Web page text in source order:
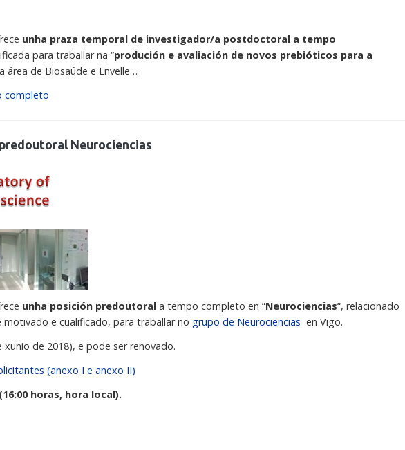
unha praza temporal de investigador/a postdoctoral a tempo
para traballar na “produción e avaliación de novos prebióticos para a
área de Biosaúde e Envelle…
completo
Neurociencias
unha posición predoutoral a tempo completo en “Neurociencias“, relacionado
e cualificado, para traballar no grupo de Neurociencias en Vigo.
de 2018), e pode ser renovado.
(anexo I e anexo II)
horas, hora local).